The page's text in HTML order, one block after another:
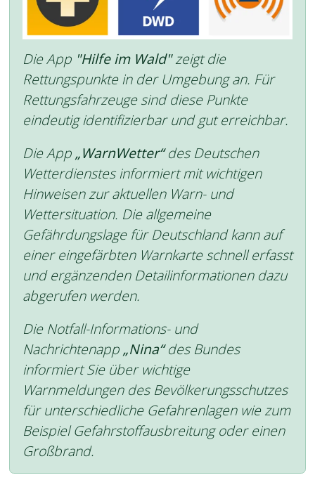
Die App "Hilfe im Wald"zeigt die
Rettungspunkte in der Umgebung an. Für
Rettungsfahrzeuge sind diese Punkte
eindeutig identifizierbar und gut erreichbar.
Die App „WarnWetter“des Deutschen
Wetterdienstes informiert mit wichtigen
Hinweisen zur aktuellen Warn- und
Wettersituation. Die allgemeine
Gefährdungslage für Deutschland kann auf
einer eingefärbten Warnkarte schnell erfasst
und ergänzenden Detailinformationen dazu
abgerufen werden.
Die Notfall-Informations- und
Nachrichtenapp „Nina“des Bundes
informiert Sie über wichtige
Warnmeldungen des Bevölkerungsschutzes
für unterschiedliche Gefahrenlagen wie zum
Beispiel Gefahrstoffausbreitung oder einen
Großbrand.